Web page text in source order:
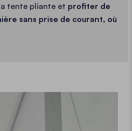
tente pliante et profiter de
sans prise de courant, où